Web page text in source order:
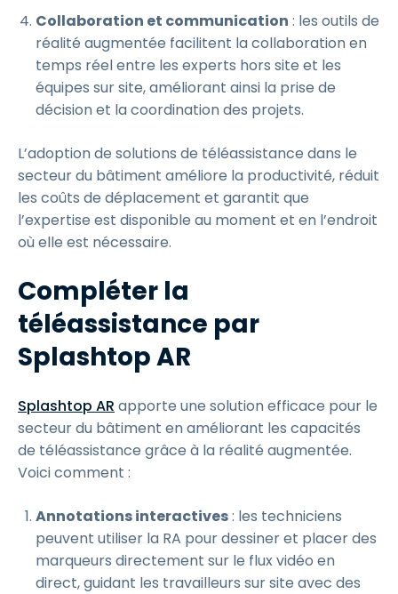
Collaboration et communication : les outils de
réalité augmentée facilitent la collaboration en
temps réel entre les experts hors site et les
équipes sur site, améliorant ainsi la prise de
décision et la coordination des projets.
L’adoption de solutions de téléassistance dans le
secteur du bâtiment améliore la productivité, réduit
les coûts de déplacement et garantit que
l’expertise est disponible au moment et en l’endroit
où elle est nécessaire.
Compléter la
téléassistance par
Splashtop AR
Splashtop AR apporte une solution efficace pour le
secteur du bâtiment en améliorant les capacités
de téléassistance grâce à la réalité augmentée.
Voici comment :
Annotations interactives: les techniciens
peuvent utiliser la RA pour dessiner et placer des
marqueurs directement sur le flux vidéo en
direct, guidant les travailleurs sur site avec des